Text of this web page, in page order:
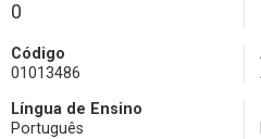
0
Código
01013486
Língua de Ensino
Português